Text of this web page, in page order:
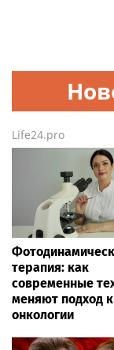
Life24.pro
терапия: как
современные
меняют подход
онкологии